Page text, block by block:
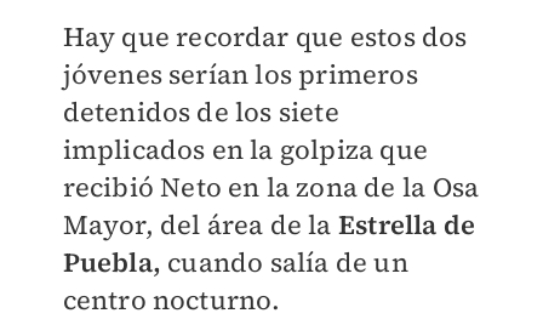
Hay que recordar que estos dos
jóvenes serían los primeros
detenidos de los siete
implicados en la golpiza que
recibió Neto en la zona de la Osa
Mayor, del área de la Estrella de
Puebla, cuando salía de un
centro nocturno.